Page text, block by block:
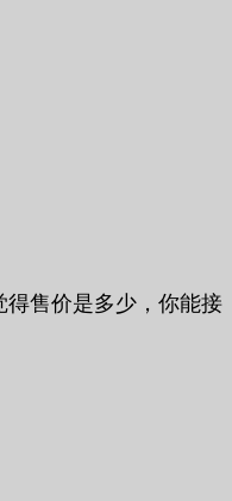
售价是多少，你能接